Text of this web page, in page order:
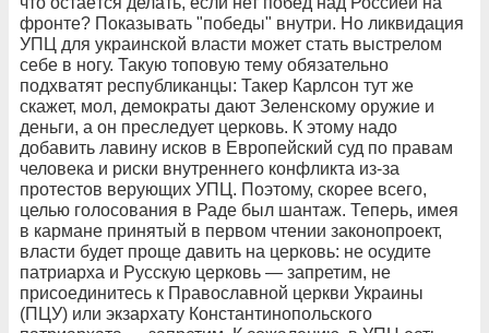
фронте? Показывать "победы" внутри. Но ликвидация
УПЦ для украинской власти может стать выстрелом
себе в ногу. Такую топовую тему обязательно
подхватят республиканцы: Такер Карлсон тут же
скажет, мол, демократы дают Зеленскому оружие и
деньги, а он преследует церковь. К этому надо
добавить лавину исков в Европейский суд по правам
человека и риски внутреннего конфликта из-за
протестов верующих УПЦ. Поэтому, скорее всего,
целью голосования в Раде был шантаж. Теперь, имея
в кармане принятый в первом чтении законопроект,
власти будет проще давить на церковь: не осудите
патриарха и Русскую церковь — запретим, не
присоединитесь к Православной церкви Украины
(ПЦУ) или экзархату Константинопольского